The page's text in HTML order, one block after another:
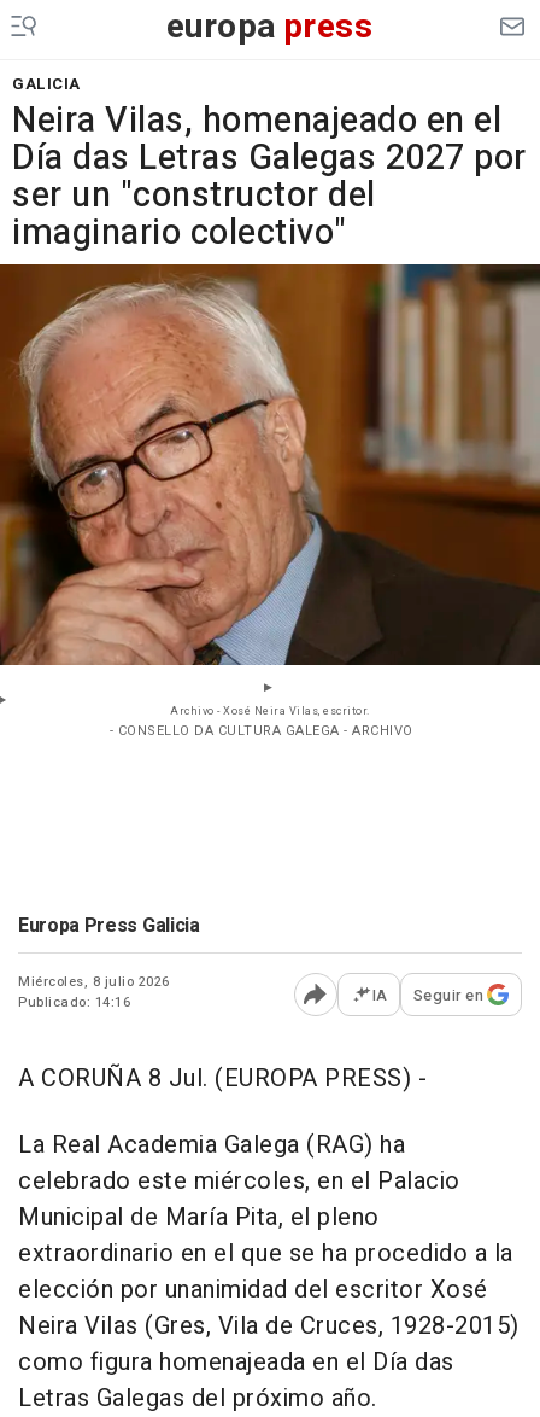
europa press
GALICIA
Neira Vilas, homenajeado en el
Día das Letras Galegas 2027 por
ser un "constructor del
imaginario colectivo"
Archivo - Xosé Neira Vilas, escritor.
- CONSELLO DA CULTURA GALEGA - ARCHIVO
Europa Press Galicia
Miércoles, 8 julio 2026
Publicado: 14:16
Abrir opciones para
IA Seguir en
A CORUÑA 8 Jul. (EUROPA PRESS) -
La Real Academia Galega (RAG) ha
celebrado este miércoles, en el Palacio
Municipal de María Pita, el pleno
extraordinario en el que se ha procedido a la
elección por unanimidad del escritor Xosé
Neira Vilas (Gres, Vila de Cruces, 1928-2015)
como figura homenajeada en el Día das
Letras Galegas del próximo año.